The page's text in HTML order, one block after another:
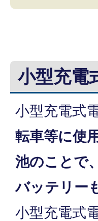
小型充電
小型充電式
転車等に使
池のことで
バッテリー
小型充電式